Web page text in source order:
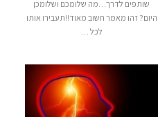
שותפים לדרך…מה שלומכם ושלומכן
היום? זהו מאמר חשוב מאוד!!תעבירו אותו
לכל …